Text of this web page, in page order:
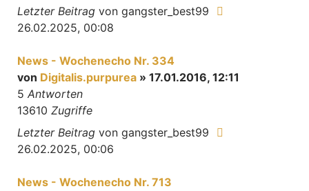
Letzter Beitrag von gangster_best99
26.02.2025, 00:08
News - Wochenecho Nr. 334
von Digitalis.purpurea » 17.01.2016, 12:11
5 Antworten
13610 Zugriffe
Letzter Beitrag von gangster_best99
26.02.2025, 00:06
News - Wochenecho Nr. 713